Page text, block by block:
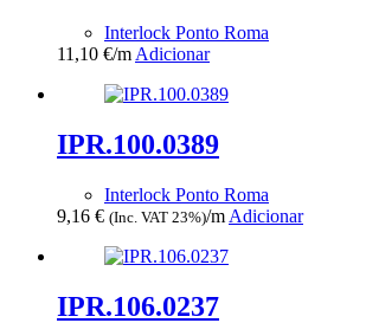
Interlock Ponto Roma
11,10 €/m Adicionar
IPR.100.0389
Interlock Ponto Roma
9,16 € (Inc. VAT 23%)/m Adicionar
IPR.106.0237